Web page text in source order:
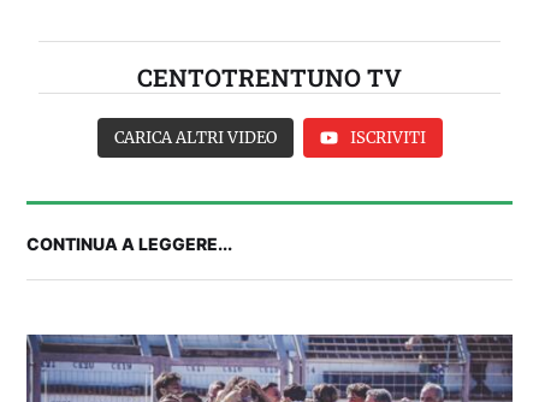
CENTOTRENTUNO TV
CARICA ALTRI VIDEO ISCRIVITI
CONTINUA A LEGGERE...